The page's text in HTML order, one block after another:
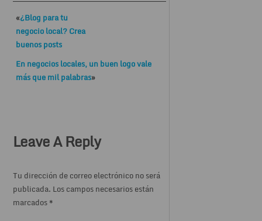
«¿Blog para tu
negocio local? Crea
buenos posts
En negocios locales, un buen logo vale
más que mil palabras»
Leave A Reply
Tu dirección de correo electrónico no será
publicada. Los campos necesarios están
marcados*